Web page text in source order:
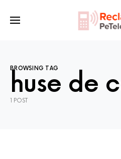
BROWSING TAG
huse de
1 POST